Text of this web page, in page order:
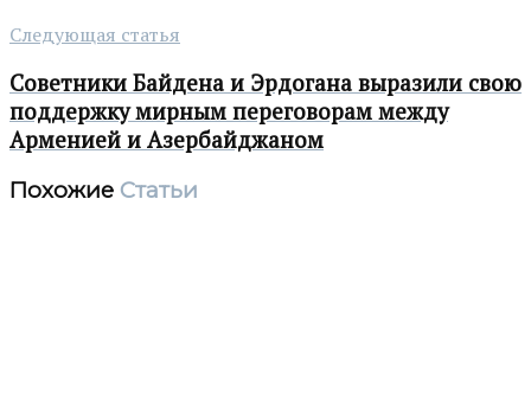
Следующая статья
Советники Байдена и Эрдогана выразили свою
поддержку мирным переговорам между
Арменией и Азербайджаном
Похожие Статьи